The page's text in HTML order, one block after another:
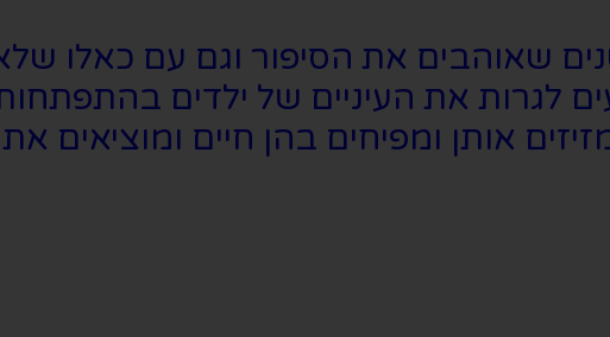
שאוהבים את הסיפור וגם עם כאלו
לגרות את העיניים של ילדים
אותן ומפיחים בהן חיים